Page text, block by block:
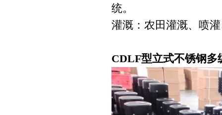
统。
灌溉：农田灌溉、喷
CDLF型立式不锈钢多